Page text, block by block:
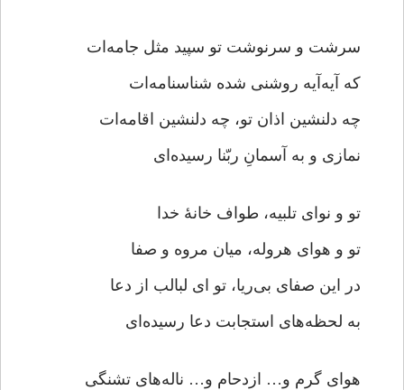
سرشت و سرنوشت تو سپید مثل جامه‌ات
که آیه‌آیه روشنی شده شناسنامه‌ات
چه دلنشین اذان تو، چه دلنشین اقامه‌ات
نمازی و به آسمانِ ربّنا رسیده‌ای
تو و نوای تلبیه، طواف خانۀ خدا
تو و هوای هروله، میان مروه و صفا
در این صفای بی‌ریا، تو ای لبالب از دعا
به لحظه‌های استجابت دعا رسیده‌ای
هوای گرم و… ازدحام و… ناله‌های تشنگی